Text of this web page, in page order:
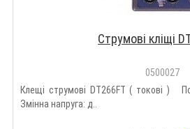
Струмові кліщі
0500027
Клещі струмові DT266FT ( токові )
Змінна напруга: д..